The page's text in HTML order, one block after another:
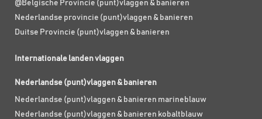
@Belgische Provincie (punt)vlaggen & banieren
Nederlandse provincie (punt)vlaggen & banieren
Duitse Provincie (punt)vlaggen & banieren
Internationale landen vlaggen
Nederlandse (punt)vlaggen & banieren
Nederlandse (punt)vlaggen & banieren marineblauw
Nederlandse (punt)vlaggen & banieren kobaltblauw